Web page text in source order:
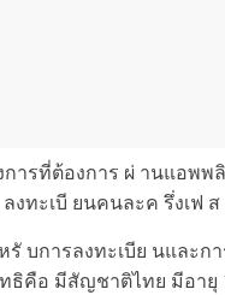
การที่ต้องการ ผ่ านแอพ
งทะเบี ยนคนละค รึ่งเฟ ส
รั บการลงทะเบีย นและก
คือ มีสัญชาติไทย มีอายุ